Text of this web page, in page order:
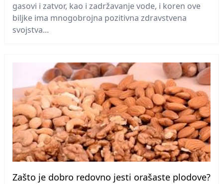
gasovi i zatvor, kao i zadržavanje vode, i koren ove
biljke ima mnogobrojna pozitivna zdravstvena
svojstva...
Zašto je dobro redovno jesti orašaste plodove?